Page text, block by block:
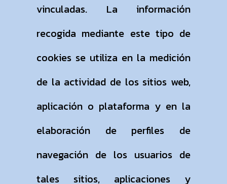
vinculadas. La información
recogida mediante este tipo de
cookies se utiliza en la medición
de la actividad de los sitios web,
aplicación o plataforma y en la
elaboración de perfiles de
navegación de los usuarios de
tales sitios, aplicaciones y